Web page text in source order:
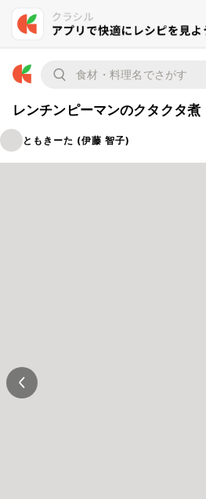
レンチンピーマンのクタクタ煮
ともきーた (伊藤 智子)